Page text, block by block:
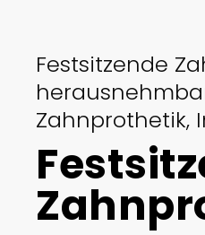
Festsitzende
Zahnprothetik,